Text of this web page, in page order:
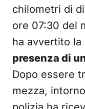
chilometri di
ore 07:30 del
ha avvertito la
presenza di
Dopo essere
mezza,